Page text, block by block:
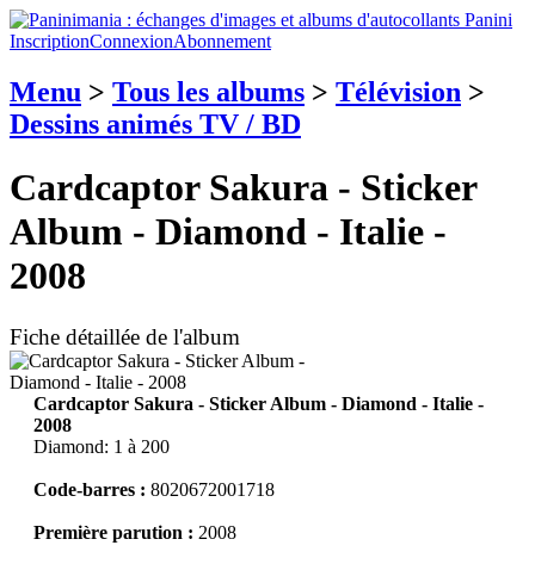
InscriptionConnexionAbonnement
Menu > Tous les albums > Télévision >
Dessins animés TV / BD
Cardcaptor Sakura - Sticker
Album - Diamond - Italie -
2008
Fiche détaillée de l'album
Cardcaptor Sakura - Sticker Album - Diamond - Italie -
2008
Diamond: 1 à 200
Code-barres : 8020672001718
Première parution : 2008